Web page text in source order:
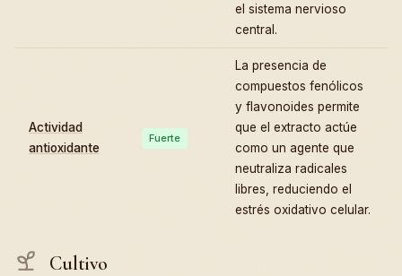
el sistema nervioso
central.
Actividad
antioxidante
Fuerte
La presencia de
compuestos fenólicos
y flavonoides permite
que el extracto actúe
como un agente que
neutraliza radicales
libres, reduciendo el
estrés oxidativo celular.
Cultivo